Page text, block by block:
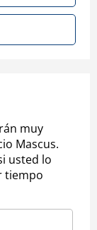
muy
Mascus.
usted lo
tiempo